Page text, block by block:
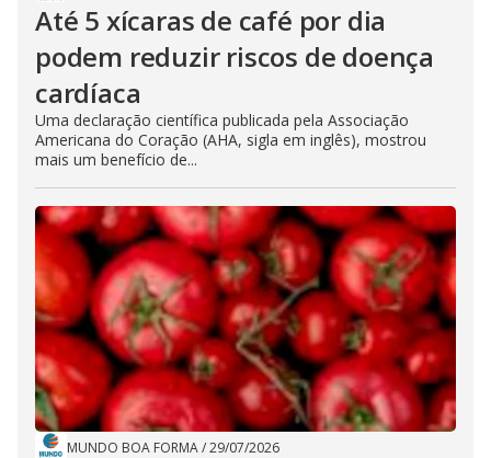
Até 5 xícaras de café por dia
podem reduzir riscos de doença
cardíaca
Uma declaração científica publicada pela Associação
Americana do Coração (AHA, sigla em inglês), mostrou
mais um benefício de...
MUNDO BOA FORMA/29/07/2026